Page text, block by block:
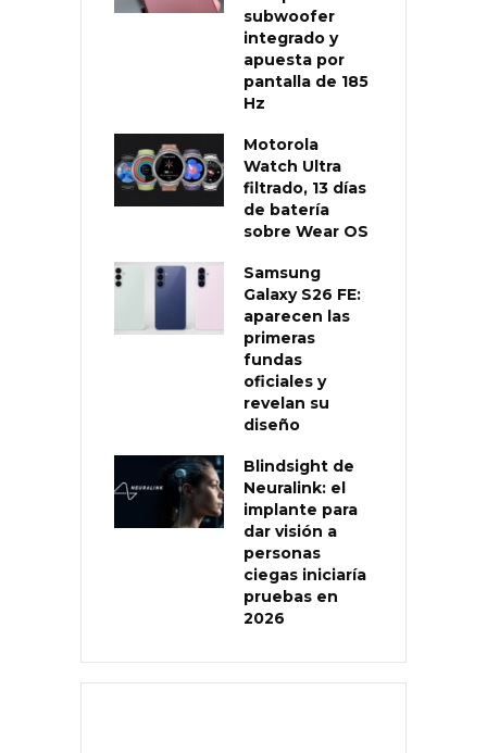
subwoofer
integrado y
apuesta por
pantalla de 185
Hz
Motorola
Watch Ultra
filtrado, 13 días
de batería
sobre Wear OS
Samsung
Galaxy S26 FE:
aparecen las
primeras
fundas
oficiales y
revelan su
diseño
Blindsight de
Neuralink: el
implante para
dar visión a
personas
ciegas iniciaría
pruebas en
2026